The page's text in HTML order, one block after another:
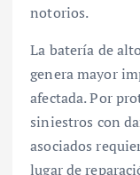
notorios.
La batería de
genera mayor
afectada. Por
siniestros con
asociados
lugar de